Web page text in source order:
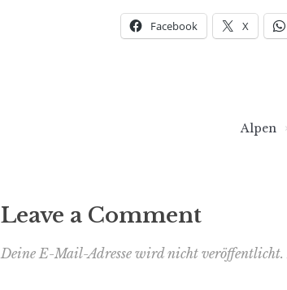
Facebook X
Alpen
Leave a Comment
Deine E-Mail-Adresse wird nicht veröffentlicht.